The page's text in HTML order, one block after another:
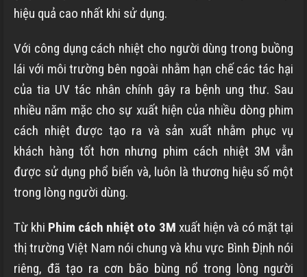
hiệu quả cao nhất khi sử dụng.
Với công dụng cách nhiệt cho người dùng trong buồng
lái với môi trường bên ngoài nhằm hạn chế các tác hại
của tia UV tác nhân chính gây ra bệnh ung thư. Sau
nhiều năm mặc cho sự xuất hiện của nhiều dòng phim
cách nhiệt được tạo ra và sản xuất nhằm phục vụ
khách hàng tốt hơn nhưng phim cách nhiệt 3M vẫn
được sử dụng phổ biến và, luôn là thương hiệu số một
trong lòng người dùng.
Từ khi Phim cách nhiệt oto 3M xuất hiện và có mặt tại
thị trường Việt Nam nói chung và khu vực Bình Định nói
riêng, đã tạo ra cơn bão bùng nổ trong lòng người